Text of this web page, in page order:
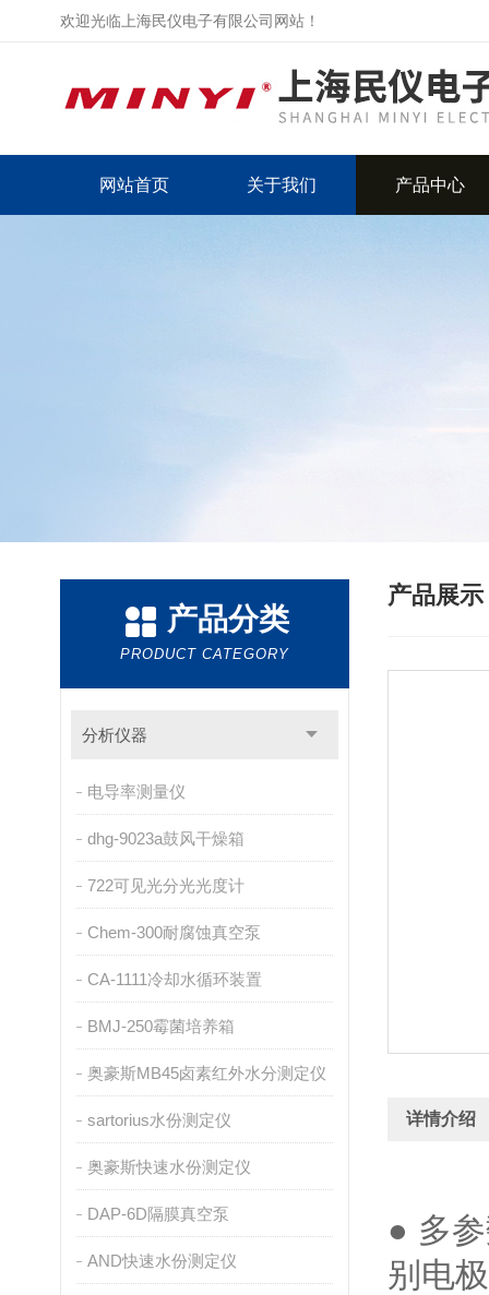
欢迎光临上海民仪电子有限公司网站！
网站首页 关于我们 产品中心
产品分类
PRODUCT CATEGORY
分析仪器
电导率测量仪
dhg-9023a鼓风干燥箱
722可见光分光光度计
Chem-300耐腐蚀真空泵
CA-1111冷却水循环装置
BMJ-250霉菌培养箱
奥豪斯MB45卤素红外水分测定仪
sartorius水份测定仪
奥豪斯快速水份测定仪
DAP-6D隔膜真空泵
AND快速水份测定仪
产品展示
详情介绍
● 多
别电